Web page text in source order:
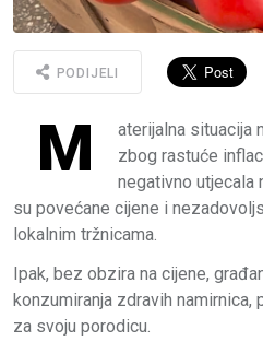
PODIJELI
M
aterijalna situacija
zbog rastuće
negativno utjecala
su povećane cijene i
lokalnim tržnicama.
Ipak, bez obzira na cijene,
konzumiranja zdravih namirnica,
za svoju porodicu.